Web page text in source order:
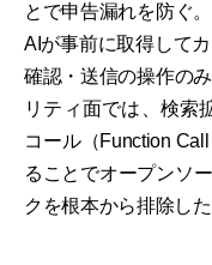
とで申告漏れを防ぐ
AIが事前に取得して
確認・送信の操作の
リティ面では、検索
コール（Function
ることでオープンソ
クを根本から排除した